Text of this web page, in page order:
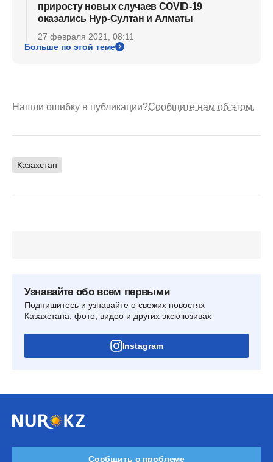
приросту новых случаев COVID-19
оказались Нур-Султан и Алматы
27 февраля 2021, 08:11
Больше по этой теме
Нашли ошибку в публикации?Сообщите нам об этом.
Казахстан
Узнавайте обо всем первыми
Подпишитесь и узнавайте о свежих новостях
Казахстана, фото, видео и других эксклюзивах
Instagram
Сообщить о проблеме